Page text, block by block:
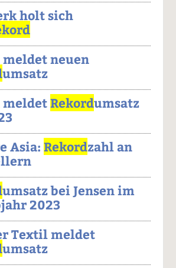
holt sich
meldet neuen
umsatz
meldetRekordumsatz
Asia:Rekordzahl an
umsatz bei Jensen im
2023
Textil meldet
umsatz